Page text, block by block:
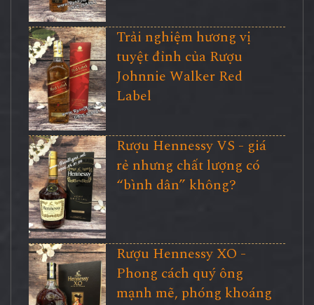
Trải nghiệm hương vị
tuyệt đỉnh của Rượu
Johnnie Walker Red
Label
Rượu Hennessy VS - giá
rẻ nhưng chất lượng có
“bình dân” không?
Rượu Hennessy XO -
Phong cách quý ông
mạnh mẽ, phóng khoáng